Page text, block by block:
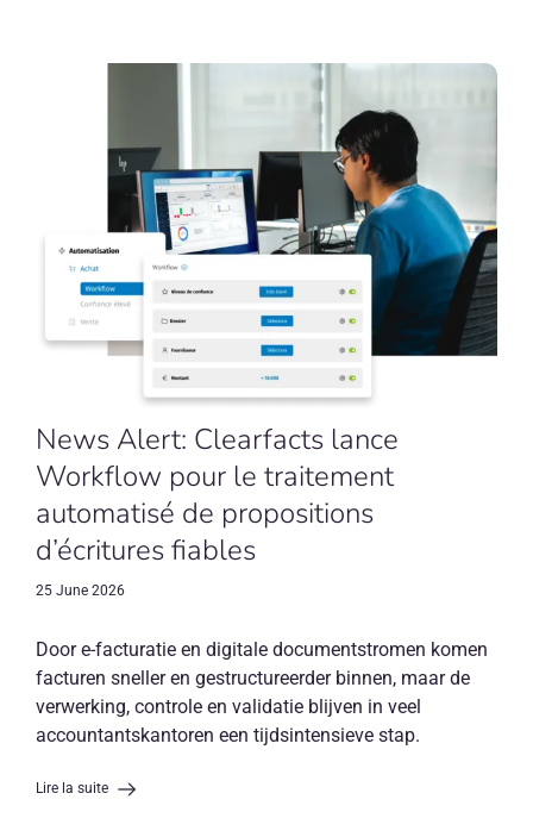
News Alert: Clearfacts lance
Workflow pour le traitement
automatisé de propositions
d’écritures fiables
25 June 2026
Door e-facturatie en digitale documentstromen komen
facturen sneller en gestructureerder binnen, maar de
verwerking, controle en validatie blijven in veel
accountantskantoren een tijdsintensieve stap.
Lire la suite